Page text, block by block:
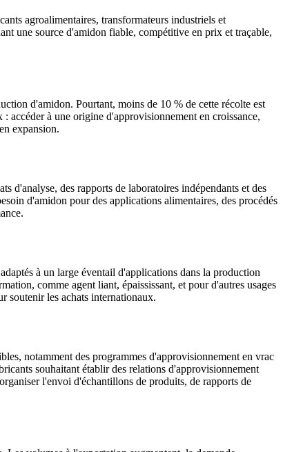
agroalimentaires, transformateurs industriels et
une source d'amidon fiable, compétitive en prix et traçable,
d'amidon. Pourtant, moins de 10 % de cette récolte est
accéder à une origine d'approvisionnement en croissance,
expansion.
d'analyse, des rapports de laboratoires indépendants et des
d'amidon pour des applications alimentaires, des procédés
à un large éventail d'applications dans la production
comme agent liant, épaississant, et pour d'autres usages
soutenir les achats internationaux.
notamment des programmes d'approvisionnement en vrac
souhaitant établir des relations d'approvisionnement
l'envoi d'échantillons de produits, de rapports de